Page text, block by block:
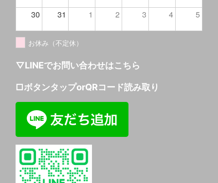
30 31 1 2 3 4 5
お休み（不定休）
▽LINEでお問い合わせはこちら
□ボタンタップorQRコード読み取り